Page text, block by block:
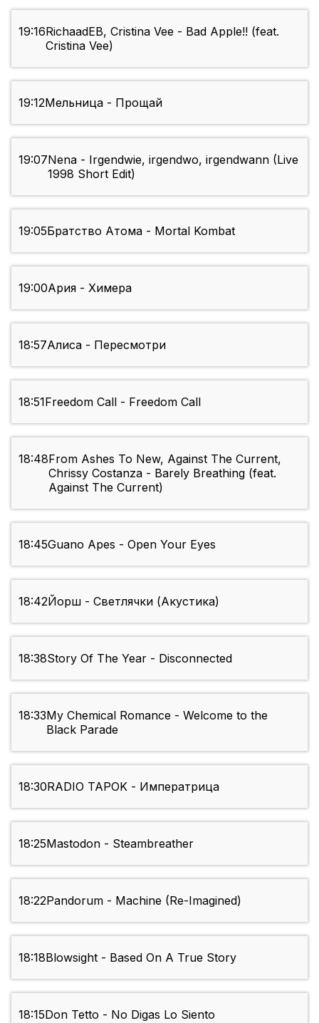
19:16RichaadEB, Cristina Vee - Bad Apple!! (feat.
Cristina Vee)
19:12Мельница - Прощай
19:07Nena - Irgendwie, irgendwo, irgendwann (Live
1998 Short Edit)
19:05Братство Атома - Mortal Kombat
19:00Ария - Химера
18:57Алиса - Пересмотри
18:51Freedom Call - Freedom Call
18:48From Ashes To New, Against The Current,
Chrissy Costanza - Barely Breathing (feat.
Against The Current)
18:45Guano Apes - Open Your Eyes
18:42Йорш - Светлячки (Акустика)
18:38Story Of The Year - Disconnected
18:33My Chemical Romance - Welcome to the
Black Parade
18:30RADIO TAPOK - Императрица
18:25Mastodon - Steambreather
18:22Pandorum - Machine (Re-Imagined)
18:18Blowsight - Based On A True Story
18:15Don Tetto - No Digas Lo Siento